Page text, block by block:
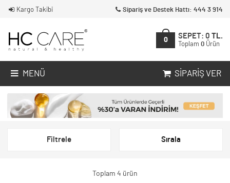
Kargo Takibi Sipariş ve Destek Hattı: 444 3 914
0
SEPET: 0 TL.
Toplam 0 Ürün
MENÜ SIPARIŞ VER
Filtrele Sırala
Toplam 4 ürün